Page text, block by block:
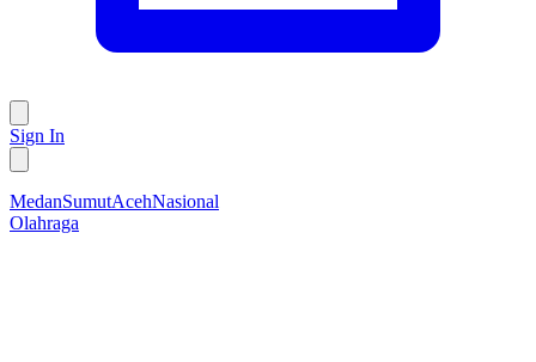
Sign In
MedanSumutAcehNasional
Olahraga